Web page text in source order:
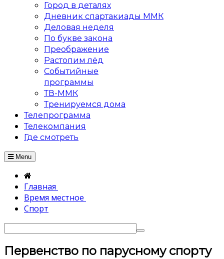
Город в деталях
Дневник спартакиады ММК
Деловая неделя
По букве закона
Преображение
Растопим лёд
Событийные
программы
ТВ-ММК
Тренируемся дома
Телепрограмма
Телекомпания
Где смотреть
Menu
Главная
Время местное
Спорт
Первенство по парусному спорту